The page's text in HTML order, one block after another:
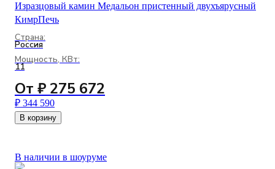
Изразцовый камин Медальон пристенный двухъярусный
КимрПечь
Страна:
Россия
Мощность, КВт:
11
От ₽ 275 672
₽ 344 590
В корзину
В наличии в шоуруме